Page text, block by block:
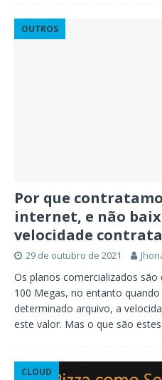
OUTROS
Por que
internet, e não
velocidade
29 de outubro de 2021
Os planos comercializados
100 Megas, no entanto
determinado arquivo, a
este valor. Mas o que são estes
CLOUD